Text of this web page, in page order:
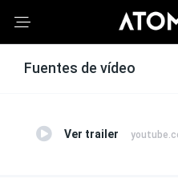
Fuentes de vídeo
Ver trailer